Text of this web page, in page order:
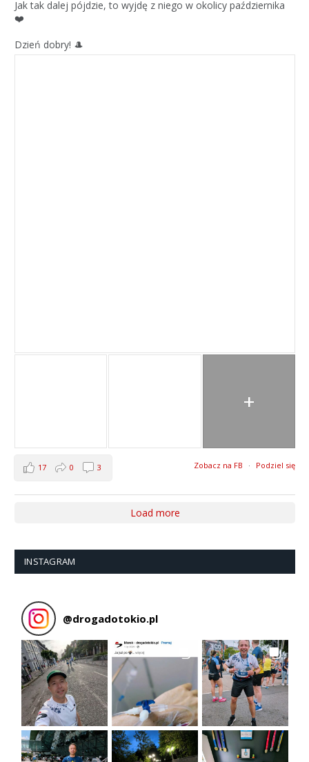
Jak tak dalej pójdzie, to wyjdę z niego w okolicy października
❤️
Dzień dobry! 🎩
+
Zobacz na FB · Podziel się
17 0 3
Load more
INSTAGRAM
@drogadotokio.pl